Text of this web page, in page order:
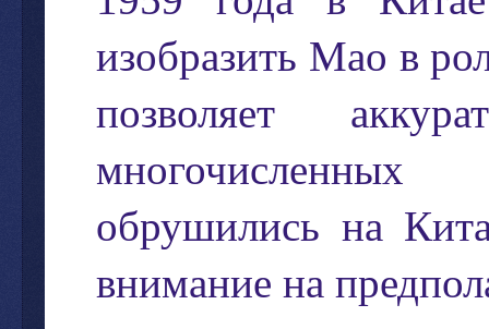
изобразить Мао в
позволяет
многочисленных
обрушились на
внимание на